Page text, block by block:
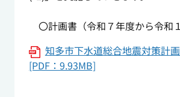
〇計画書（令和７年度から令和
知多市下水道総合地震対策計画
[PDF：9.93MB]